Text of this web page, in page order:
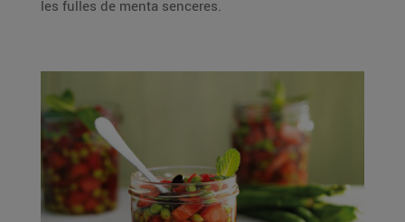
les fulles de menta senceres.